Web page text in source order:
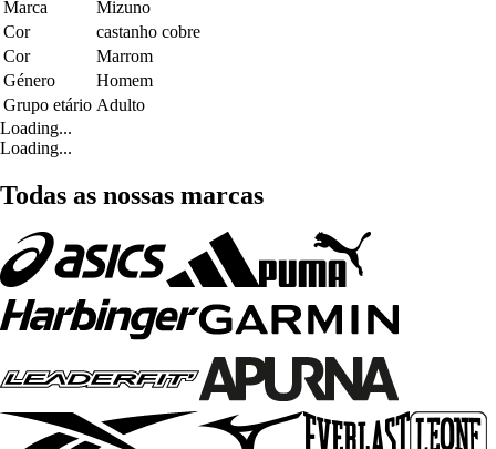
Marca
Mizuno
Cor
castanho cobre
Cor
Marrom
Género
Homem
Grupo etário Adulto
Loading...
Loading...
Todas as nossas marcas